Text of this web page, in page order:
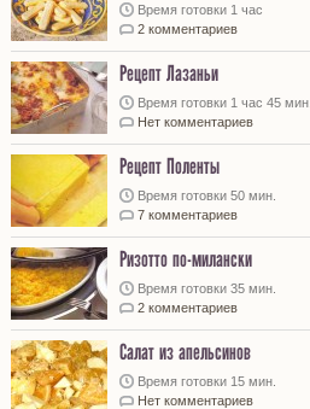
Время готовки 1 час
2 комментариев
Рецепт Лазаньи
Время готовки 1 час 45 мин.
Нет комментариев
Рецепт Поленты
Время готовки 50 мин.
7 комментариев
Ризотто по-милански
Время готовки 35 мин.
2 комментариев
Салат из апельсинов
Время готовки 15 мин.
Нет комментариев